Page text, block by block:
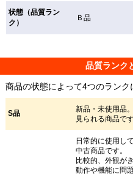
状態（品質ラン
ク）
Ｂ品
品質ランク
商品の状態によって4つのランク
S品
新品・未使用品
見られる商品です
日常的に使用し
中古商品です。
比較的、外観が
動作や機能に問